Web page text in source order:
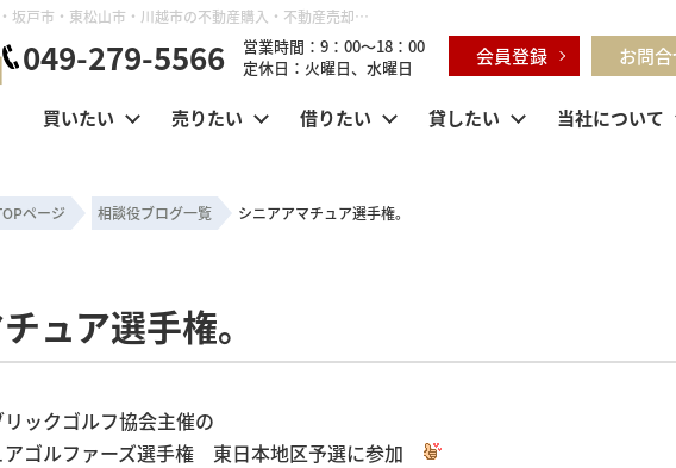
シニアアマチュア選手権。 | 鶴ヶ島市・坂戸市・東松山市・川越市の不動産購入・不動産売却のことならセンチュリー21明和ハウス
049-279-5566
営業時間：9：00～18：00
定休日：火曜日、水曜日
会員登録 お問
買いたい 売りたい 借りたい 貸したい 当社について
ページ 相談役ブログ一覧 シニアアマチュア選手権。
ュア選手権。
ックゴルフ協会主催の
アゴルファーズ選手権 東日本地区予選に参加